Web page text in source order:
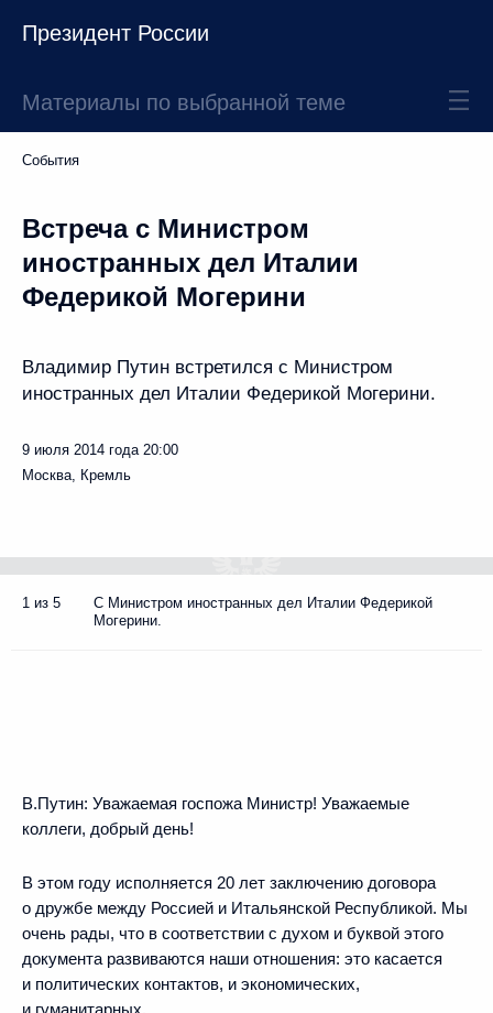
Президент России
Материалы по выбранной теме
События
Встреча с Министром
иностранных дел Италии
Федерикой Могерини
Владимир Путин встретился с Министром
иностранных дел Италии Федерикой Могерини.
9 июля 2014 года 20:00
Москва, Кремль
1 из 5
С Министром иностранных дел Италии Федерикой
Могерини.
В.Путин: Уважаемая госпожа Министр! Уважаемые
коллеги, добрый день!
В этом году исполняется 20 лет заключению договора
о дружбе между Россией и Итальянской Республикой. Мы
очень рады, что в соответствии с духом и буквой этого
документа развиваются наши отношения: это касается
и политических контактов, и экономических,
и гуманитарных.